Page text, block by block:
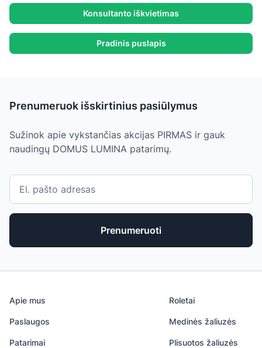
Konsultanto iškvietimas
Pradinis puslapis
Prenumeruok išskirtinius pasiūlymus
Sužinok apie vykstančias akcijas PIRMAS ir gauk
naudingų DOMUS LUMINA patarimų.
Prenumeruoti
Apie mus
Paslaugos
Patarimai
Roletai
Medinės žaliuzės
Plisuotos žaliuzės